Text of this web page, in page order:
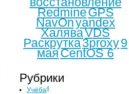
RedmineGPS
NavOnyandex
ХаляваVDS
Раскрутка3proxy9
маяCentOS 6
Рубрики
Учёба4